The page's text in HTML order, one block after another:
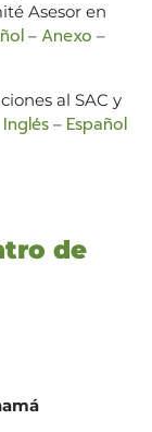
Asesor en
– Anexo –
al SAC y
Inglés – Español
de